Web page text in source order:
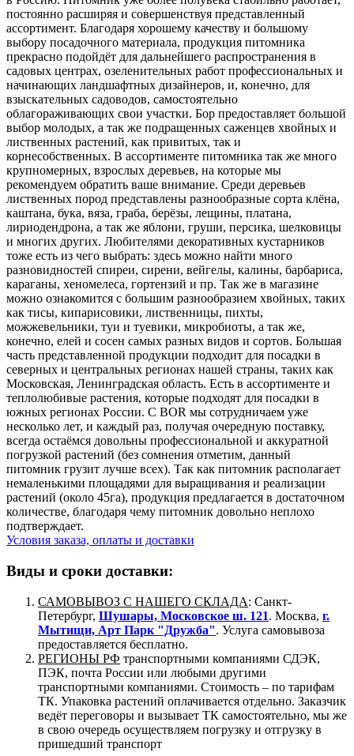
постоянно расширяя и совершенствуя представленный
ассортимент. Благодаря хорошему качеству и большому
выбору посадочного материала, продукция питомника
прекрасно подойдёт для дальнейшего распространения в
садовых центрах, озеленительных работ профессиональных и
начинающих ландшафтных дизайнеров, и, конечно, для
взыскательных садоводов, самостоятельно
облагораживающих свои участки. Бор предоставляет большой
выбор молодых, а так же подращенных саженцев хвойных и
лиственных растений, как привитых, так и
корнесобственных. В ассортименте питомника так же много
крупномерных, взрослых деревьев, на которые мы
рекомендуем обратить ваше внимание. Среди деревьев
лиственных пород представлены разнообразные сорта клёна,
каштана, бука, вяза, граба, берёзы, лещины, платана,
лириодендрона, а так же яблони, груши, персика, шелковицы
и многих других. Любителями декоративных кустарников
тоже есть из чего выбрать: здесь можно найти много
разновидностей спиреи, сирени, вейгелы, калины, барбариса,
караганы, хеномелеса, гортензий и пр. Так же в магазине
можно ознакомится с большим разнообразием хвойных, таких
как тисы, кипарисовики, лиственницы, пихты,
можжевельники, туи и туевики, микробиоты, а так же,
конечно, елей и сосен самых разных видов и сортов. Большая
часть представленной продукции подходит для посадки в
северных и центральных регионах нашей страны, таких как
Московская, Ленинградская область. Есть в ассортименте и
теплолюбивые растения, которые подходят для посадки в
южных регионах России. С BOR мы сотрудничаем уже
несколько лет, и каждый раз, получая очередную поставку,
всегда остаёмся довольны профессиональной и аккуратной
погрузкой растений (без сомнения отметим, данный
питомник грузит лучше всех). Так как питомник располагает
немаленькими площадями для выращивания и реализации
растений (около 45га), продукция предлагается в достаточном
количестве, благодаря чему питомник довольно неплохо
подтверждает.
Условия заказа, оплаты и доставки
Виды и сроки доставки:
САМОВЫВОЗ С НАШЕГО СКЛАДА: Санкт-
Петербург, Шушары, Московское ш. 121. Москва, г.
Мытищи, Арт Парк "Дружба". Услуга самовывоза
предоставляется бесплатно.
РЕГИОНЫ РФ транспортными компаниями СДЭК,
ПЭК, почта России или любыми другими
транспортными компаниями. Стоимость – по тарифам
ТК. Упаковка растений оплачивается отдельно. Заказчик
ведёт переговоры и вызывает ТК самостоятельно, мы же
в свою очередь осуществляем погрузку и отгрузку в
пришедший транспорт